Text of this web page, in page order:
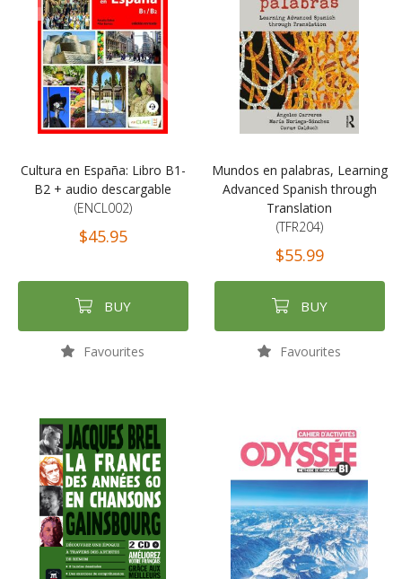
Cultura en España: Libro B1-
B2 + audio descargable
(ENCL002)
$45.95
BUY
Favourites
Mundos en palabras, Learning
Advanced Spanish through
Translation
(TFR204)
$55.99
BUY
Favourites